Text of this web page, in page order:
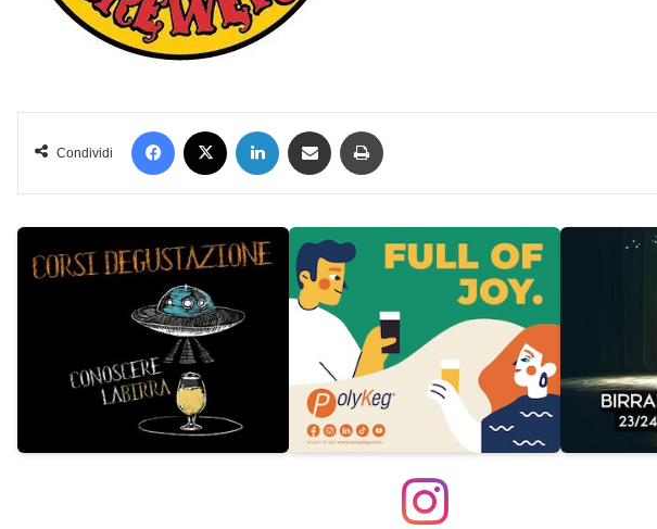
Condividi
Facebook LinkedIn Condividi via mail